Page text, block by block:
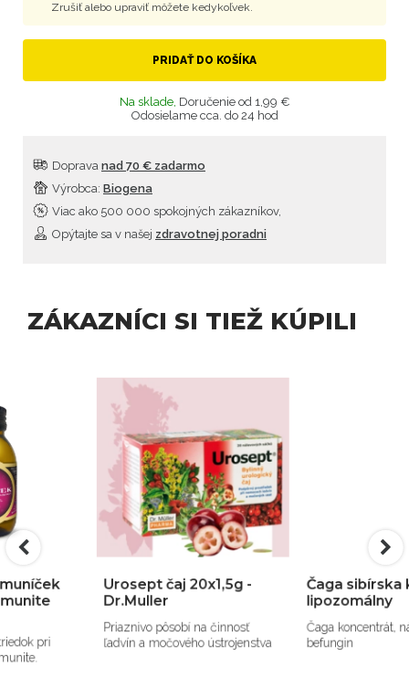
Zrušiť alebo upraviť môžete kedykoľvek.
PRIDAŤ DO KOŠÍKA
Na sklade, Doručenie od 1,99 €
Odosielame cca. do 24 hod
Doprava nad 70 € zadarmo
Viac ako 500 000 spokojných zákazníkov,
Výrobca: Biogena
Opýtajte sa v našej zdravotnej poradni
ZÁKAZNÍCI SI TIEŽ KÚPILI
Urosept čaj 20x1,5g -
Dr.Muller
Priaznivo pôsobí na činnosť
ľadvín a močového ústrojenstva
Čaga sibírska koncentrát
Čaga koncentrát, náhrada za
befungin